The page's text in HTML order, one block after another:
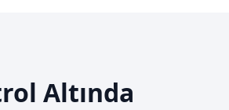
Altında